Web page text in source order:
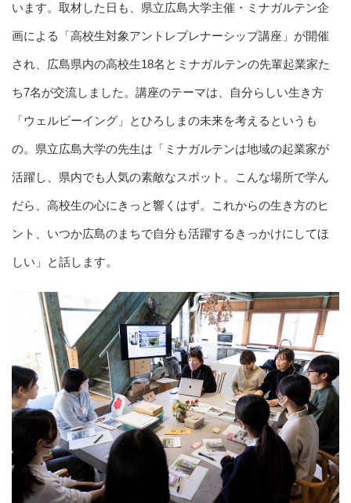
います。取材した日も、県立広島大学主催・ミナガルテン企
画による「高校生対象アントレプレナーシップ講座」が開催
され、広島県内の高校生18名とミナガルテンの先輩起業家た
ち7名が交流しました。講座のテーマは、自分らしい生き方
「ウェルビーイング」とひろしまの未来を考えるというも
の。県立広島大学の先生は「ミナガルテンは地域の起業家が
活躍し、県内でも人気の素敵なスポット。こんな場所で学ん
だら、高校生の心にきっと響くはず。これからの生き方のヒ
ント、いつか広島のまちで自分も活躍するきっかけにしてほ
しい」と話します。